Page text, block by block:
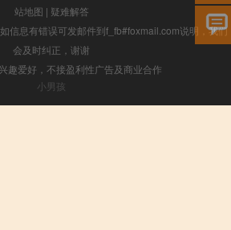
站地图 | 疑难解答
信息有错误可发邮件到f_fb#foxmail.com说明，我们
会及时纠正，谢谢
趣爱好，不接盈利性广告及商业合作
小男孩